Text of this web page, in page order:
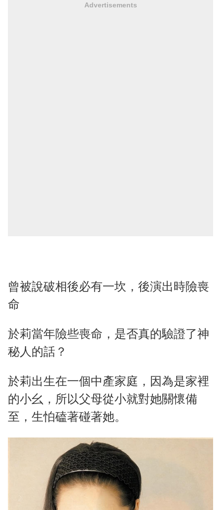
Advertisements
曾被說破相後必有一坎，後演出時險喪
命
於莉當年險些喪命，是否真的驗證了神
秘人的話？
於莉出生在一個中產家庭，因為是家裡
的小幺，所以父母從小就對她關懷備
至，生怕磕著碰著她。